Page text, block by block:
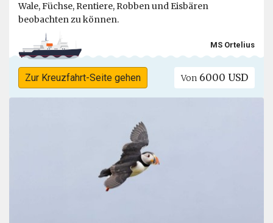
Wale, Füchse, Rentiere, Robben und Eisbären
beobachten zu können.
MS Ortelius
Zur Kreuzfahrt-Seite gehen Von 6000 USD